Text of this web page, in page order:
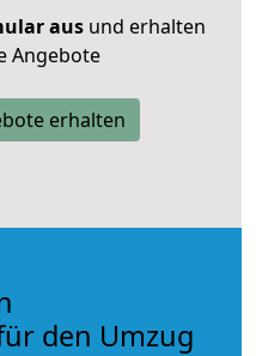
ausund erhalten
Angebote
erhalten
den Umzug